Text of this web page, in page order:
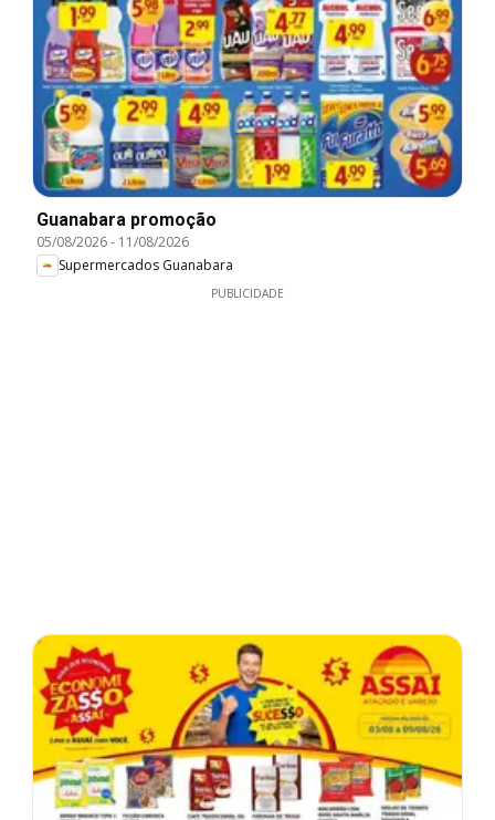
Guanabara promoção
05/08/2026- 11/08/2026
Supermercados Guanabara
PUBLICIDADE